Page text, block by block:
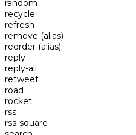
random
recycle
refresh
remove (alias)
reorder (alias)
reply
reply-all
retweet
road
rocket
rss
rss-square